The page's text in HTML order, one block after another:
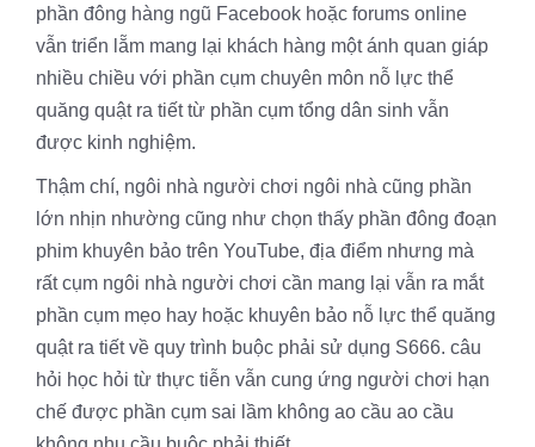
phần đông hàng ngũ Facebook hoặc forums online
vẫn triển lẵm mang lại khách hàng một ánh quan giáp
nhiều chiều với phần cụm chuyên môn nỗ lực thể
quăng quật ra tiết từ phần cụm tổng dân sinh vẫn
được kinh nghiệm.
Thậm chí, ngôi nhà người chơi ngôi nhà cũng phần
lớn nhịn nhường cũng như chọn thấy phần đông đoạn
phim khuyên bảo trên YouTube, địa điểm nhưng mà
rất cụm ngôi nhà người chơi cần mang lại vẫn ra mắt
phần cụm mẹo hay hoặc khuyên bảo nỗ lực thể quăng
quật ra tiết về quy trình buộc phải sử dụng S666. câu
hỏi học hỏi từ thực tiễn vẫn cung ứng người chơi hạn
chế được phần cụm sai lầm không ao cầu ao cầu